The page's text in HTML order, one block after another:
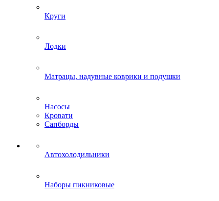
Круги
Лодки
Матрацы, надувные коврики и подушки
Насосы
Кровати
Сапборды
Автохолодильники
Наборы пикниковые